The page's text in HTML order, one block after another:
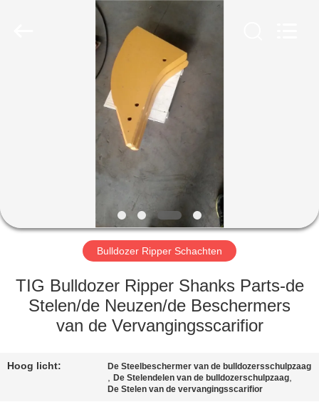
PRODUCTEN
ONGEVEER
FABRIEKSREIS
KWALITEITSCONTROLE
CONTACTEER
Bulldozer Ripper Schachten
TIG Bulldozer Ripper Shanks Parts-de
Stelen/de Neuzen/de Beschermers
van de Vervangingsscarifior
Hoog licht: De Steelbeschermer van de bulldozersschulpzaag
,De Stelendelen van de bulldozerschulpzaag,
De Stelen van de vervangingsscarifior